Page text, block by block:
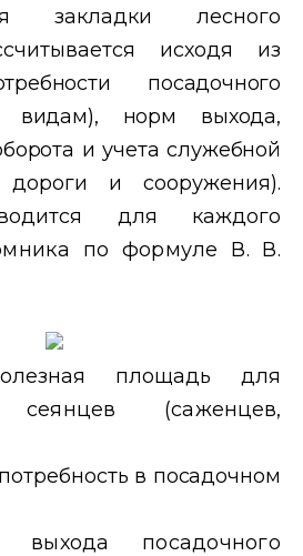
закладки лесного
исходя из
посадочного
видам), норм выхода,
и учета служебной
дороги и сооружения).
для каждого
по формуле В. В.
площадь для
сеянцев (саженцев,
в посадочном
посадочного